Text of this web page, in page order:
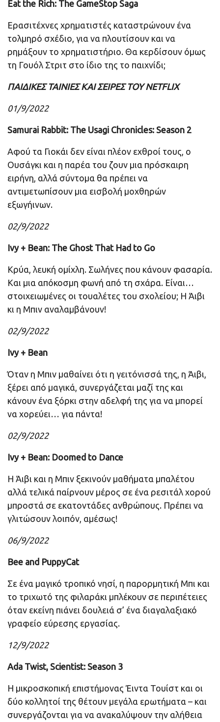
Eat the Rich: The GameStop Saga
Ερασιτέχνες χρηματιστές καταστρώνουν ένα
τολμηρό σχέδιο, για να πλουτίσουν και να
ρημάξουν το χρηματιστήριο. Θα κερδίσουν όμως
τη Γουόλ Στριτ στο ίδιο της το παιχνίδι;
ΠΑΙΔΙΚΕΣ ΤΑΙΝΙΕΣ ΚΑΙ ΣΕΙΡΕΣ ΤΟΥ NETFLIX
01/9/2022
Samurai Rabbit: The Usagi Chronicles: Season 2
Αφού τα Γιοκάι δεν είναι πλέον εχθροί τους, ο
Ουσάγκι και η παρέα του ζουν μια πρόσκαιρη
ειρήνη, αλλά σύντομα θα πρέπει να
αντιμετωπίσουν μια εισβολή μοχθηρών
εξωγήινων.
02/9/2022
Ivy + Bean: The Ghost That Had to Go
Κρύα, λευκή ομίχλη. Σωλήνες που κάνουν φασαρία.
Και μια απόκοσμη φωνή από τη σχάρα. Είναι…
στοιχειωμένες οι τουαλέτες του σχολείου; Η Άιβι
κι η Μπιν αναλαμβάνουν!
02/9/2022
Ivy + Bean
Όταν η Μπιν μαθαίνει ότι η γειτόνισσά της, η Άιβι,
ξέρει από μαγικά, συνεργάζεται μαζί της και
κάνουν ένα ξόρκι στην αδελφή της για να μπορεί
να χορεύει… για πάντα!
02/9/2022
Ivy + Bean: Doomed to Dance
Η Άιβι και η Μπιν ξεκινούν μαθήματα μπαλέτου
αλλά τελικά παίρνουν μέρος σε ένα ρεσιτάλ χορού
μπροστά σε εκατοντάδες ανθρώπους. Πρέπει να
γλιτώσουν λοιπόν, αμέσως!
06/9/2022
Bee and PuppyCat
Σε ένα μαγικό τροπικό νησί, η παρορμητική Μπι και
το τριχωτό της φιλαράκι μπλέκουν σε περιπέτειες
όταν εκείνη πιάνει δουλειά σ’ ένα διαγαλαξιακό
γραφείο εύρεσης εργασίας.
12/9/2022
Ada Twist, Scientist: Season 3
Η μικροσκοπική επιστήμονας Έιντα Τουίστ και οι
δύο κολλητοί της θέτουν μεγάλα ερωτήματα – και
συνεργάζονται για να ανακαλύψουν την αλήθεια